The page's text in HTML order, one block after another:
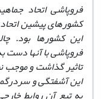
فروپاشی اتحاد
کشورهای پیشین
این کشورها بود.
فروپاشی با آنها دست
تاثیر گذاشت و موجب
این آشفتگی و
به تبع آن روابط